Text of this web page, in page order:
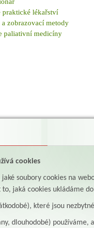
praktické lékařství
zobrazovací metody
paliativní medicíny
cookies
jaké soubory cookies na
jaká cookies ukládáme
které jsou
dlouhodobé)